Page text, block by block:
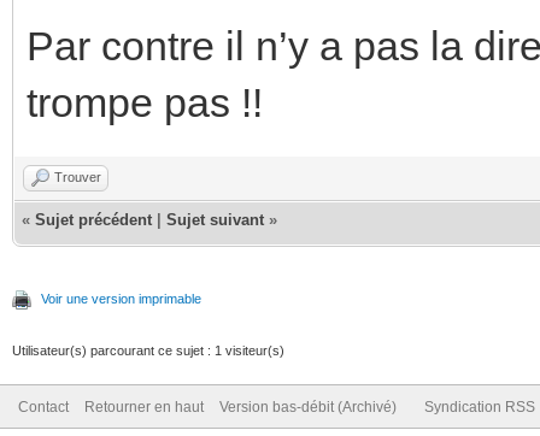
Par contre il n’y a pas la
trompe pas !!
Trouver
« Sujet précédent Sujet suivant »
Voir une version imprimable
Utilisateur(s) parcourant ce sujet : 1 visiteur(s)
Contact Retourner en haut Version bas-débit (Archivé) Syndication RSS